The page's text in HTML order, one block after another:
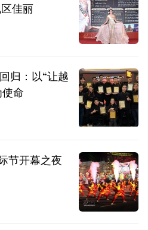
佳丽
归：以“让越
命
节开幕之夜